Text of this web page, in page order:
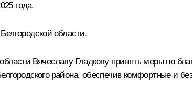
года.
области.
Вячеславу Гладкову принять меры по
района, обеспечив комфортные и